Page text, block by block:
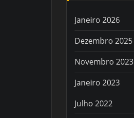
Janeiro 2026
Dezembro 2025
Novembro 2023
Janeiro 2023
Julho 2022